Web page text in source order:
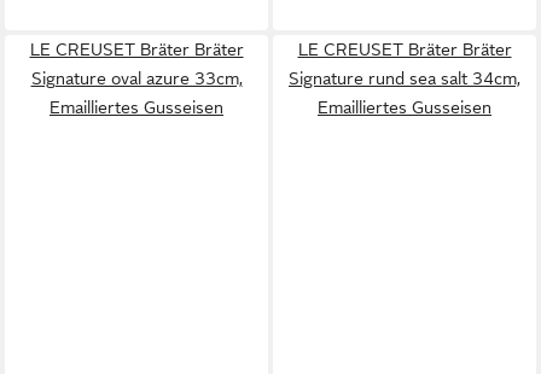
LE CREUSET Bräter Bräter
Signature oval azure 33cm,
Emailliertes Gusseisen
LE CREUSET Bräter Bräter
Signature rund sea salt 34cm,
Emailliertes Gusseisen